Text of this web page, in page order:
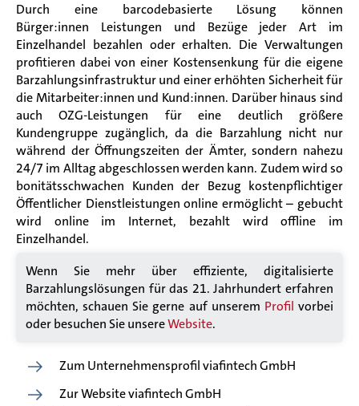
Durch eine barcodebasierte Lösung können
Bürger:innen Leistungen und Bezüge jeder Art im
Einzelhandel bezahlen oder erhalten. Die Verwaltungen
profitieren dabei von einer Kostensenkung für die eigene
Barzahlungsinfrastruktur und einer erhöhten Sicherheit für
die Mitarbeiter:innen und Kund:innen. Darüber hinaus sind
auch OZG-Leistungen für eine deutlich größere
Kundengruppe zugänglich, da die Barzahlung nicht nur
während der Öffnungszeiten der Ämter, sondern nahezu
24/7 im Alltag abgeschlossen werden kann. Zudem wird so
bonitätsschwachen Kunden der Bezug kostenpflichtiger
Öffentlicher Dienstleistungen online ermöglicht – gebucht
wird online im Internet, bezahlt wird offline im
Einzelhandel.
Wenn Sie mehr über effiziente, digitalisierte
Barzahlungslösungen für das 21. Jahrhundert erfahren
möchten, schauen Sie gerne auf unserem Profil vorbei
oder besuchen Sie unsereWebsite.
Zum Unternehmensprofil viafintech GmbH
Zur Website viafintech GmbH